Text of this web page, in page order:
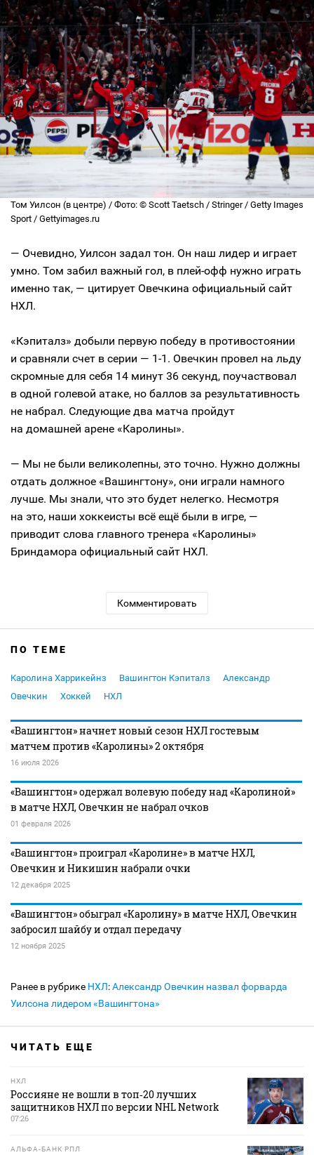
Том Уилсон (в центре) / Фото: © Scott Taetsch / Stringer / Getty Images
Sport / Gettyimages.ru
— Очевидно, Уилсон задал тон. Он наш лидер и играет
умно. Том забил важный гол, в плей-офф нужно играть
именно так, — цитирует Овечкина официальный сайт
НХЛ.
«Кэпиталз» добыли первую победу в противостоянии
и сравняли счет в серии — 1-1. Овечкин провел на льду
скромные для себя 14 минут 36 секунд, поучаствовал
в одной голевой атаке, но баллов за результативность
не набрал. Следующие два матча пройдут
на домашней арене «Каролины».
— Мы не были великолепны, это точно. Нужно должны
отдать должное «Вашингтону», они играли намного
лучше. Мы знали, что это будет нелегко. Несмотря
на это, наши хоккеисты всё ещё были в игре, —
приводит слова главного тренера «Каролины»
Бриндамора официальный сайт НХЛ.
Комментировать
ПО ТЕМЕ
Каролина Харрикейнз Вашингтон Кэпиталз
Александр
Овечкин
Хоккей НХЛ
«Вашингтон» начнет новый сезон НХЛ гостевым
матчем против «Каролины» 2 октября
16 июля 2026
«Вашингтон» одержал волевую победу над «Каролиной»
в матче НХЛ, Овечкин не набрал очков
01 февраля 2026
«Вашингтон» проиграл «Каролине» в матче НХЛ,
Овечкин и Никишин набрали очки
12 декабря 2025
«Вашингтон» обыграл «Каролину» в матче НХЛ, Овечкин
забросил шайбу и отдал передачу
12 ноября 2025
Ранее в рубрике НХЛ:Александр Овечкин назвал форварда
Уилсона лидером «Вашингтона»
ЧИТАТЬ ЕЩЕ
НХЛ
Россияне не вошли в топ‑20 лучших
защитников НХЛ по версии NHL Network
07:26
АЛЬФА-БАНК РПЛ